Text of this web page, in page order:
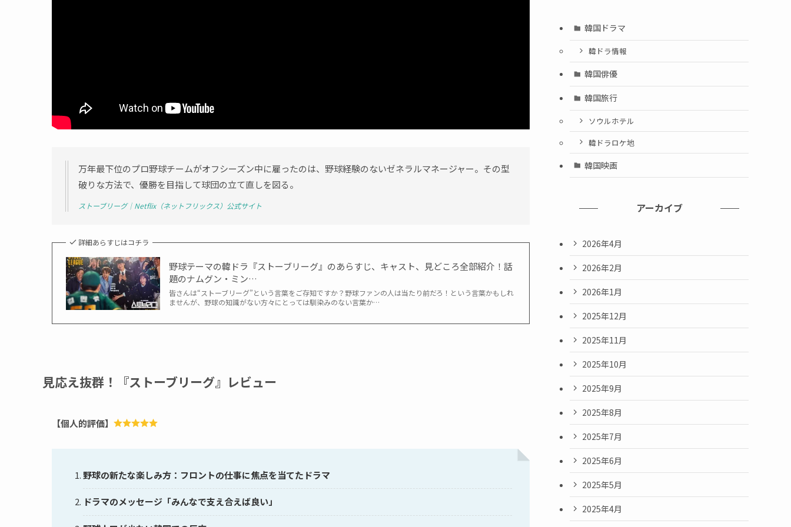
万年最下位のプロ野球チームがオフシーズン中に雇ったのは、野球経験のないゼネラルマネージャー。その型
破りな方法で、優勝を目指して球団の立て直しを図る。
ストーブリーグ｜Netflix（ネットフリックス）公式サイト
詳細あらすじはコチラ
野球テーマの韓ドラ『ストーブリーグ』のあらすじ、キャスト、見どころ全部紹介！話
題のナムグン・ミン…
皆さんは“ストーブリーグ”という言葉をご存知ですか？野球ファンの人は当たり前だろ！という言葉かもしれ
ませんが、野球の知識がない方々にとっては馴染みのない言葉か…
見応え抜群！『ストーブリーグ』レビュー
【個人的評価】
野球の新たな楽しみ方：フロントの仕事に焦点を当てたドラマ
ドラマのメッセージ「みんなで支え合えば良い」
韓国ドラマ
韓ドラ情報
韓国俳優
韓国旅行
ソウルホテル
韓ドラロケ地
韓国映画
アーカイブ
2026年4月
2026年2月
2026年1月
2025年12月
2025年11月
2025年10月
2025年9月
2025年8月
2025年7月
2025年6月
2025年5月
2025年4月